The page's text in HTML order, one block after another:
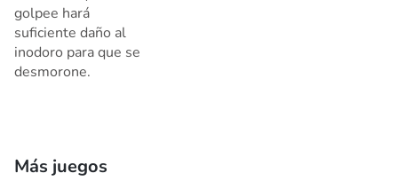
golpee hará
suficiente daño al
inodoro para que se
desmorone.
Más juegos